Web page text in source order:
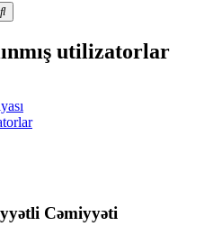
utilizatorlar
Cəmiyyəti